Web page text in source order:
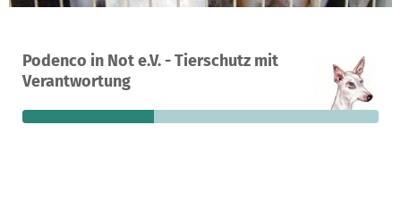
Podenco in Not e.V. - Tierschutz mit
Verantwortung
A project in 87669 Rieden, Germany
62 €14,242
still needed